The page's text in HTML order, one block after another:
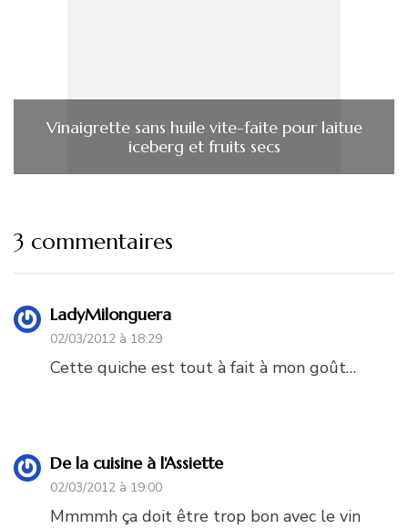
Vinaigrette sans huile vite-faite pour laitue
iceberg et fruits secs
3 commentaires
LadyMilonguera
02/03/2012 à 18:29
Cette quiche est tout à fait à mon goût…
De la cuisine à l'Assiette
02/03/2012 à 19:00
Mmmmh ça doit être trop bon avec le vin